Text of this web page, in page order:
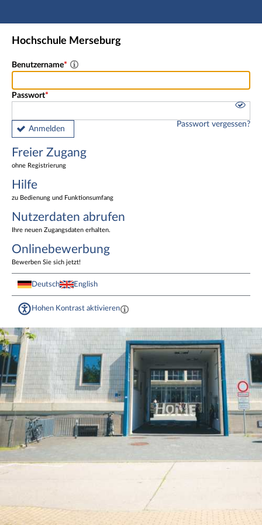
Hauptnavigation
Freier Zugang
Nutzerdaten abrufen
Fußzeile
Hochschule Merseburg
Benutzername
Passwort
Anmelden
Passwort vergessen?
Freier Zugang
ohne Registrierung
Hilfe
zu Bedienung und Funktionsumfang
Nutzerdaten abrufen
Ihre neuen Zugangsdaten erhalten.
Onlinebewerbung
Bewerben Sie sich jetzt!
Deutsch English
Hohen Kontrast aktivieren